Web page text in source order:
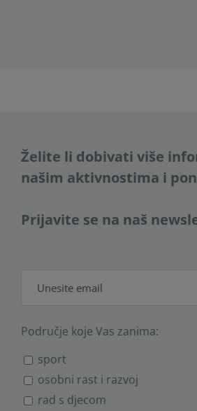
Želite li dobivati više
našim aktivnostima i
Prijavite se na naš
Područje koje Vas zanima:
sport
osobni rast i razvoj
rad s djecom